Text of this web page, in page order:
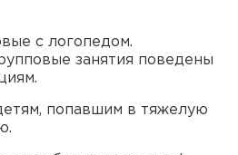
с логопедом.
занятия поведены
попавшим в тяжелую